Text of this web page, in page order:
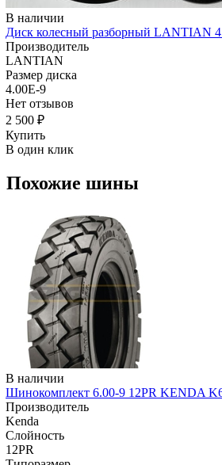
В наличии
Диск колесный разборный LANTIAN
Производитель
LANTIAN
Размер диска
4.00E-9
Нет отзывов
2 500 ₽
Купить
В один клик
Похожие шины
В наличии
Шинокомплект 6.00-9 12PR KENDA
Производитель
Kenda
Слойность
12PR